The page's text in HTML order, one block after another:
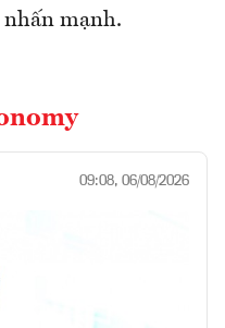
mạnh.
09:08, 06/08/2026